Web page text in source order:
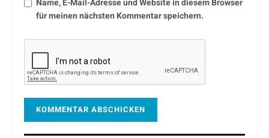
für meinen nächsten Kommentar speichern.